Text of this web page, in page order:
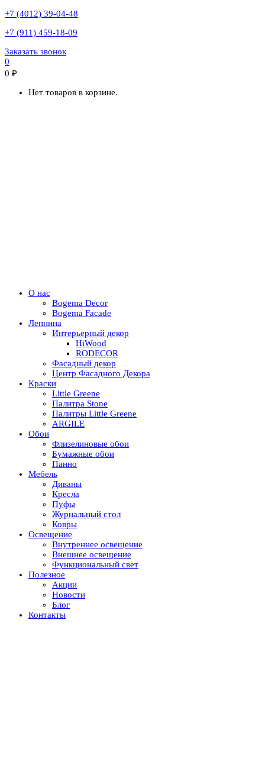
+7 (4012) 39-04-48
+7 (911) 459-18-09
Заказать звонок
0
0 ₽
Нет товаров в корзине.
О нас
Bogema Decor
Bogema Facade
Лепнина
Интерьерный декор
HiWood
RODECOR
Фасадный декор
Центр Фасадного Декора
Краски
Little Greene
Палитра Stone
Палитры Little Greene
ARGILE
Обои
Флизелиновые обои
Бумажные обои
Панно
Мебель
Диваны
Кресла
Пуфы
Журнальный стол
Ковры
Освещение
Внутреннее освещение
Внешнее освещение
Функциональный свет
Полезное
Акции
Новости
Блог
Контакты